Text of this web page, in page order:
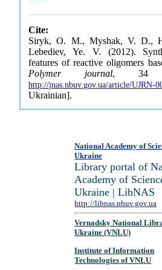
Cite:
Siryk, O. M., Myshak, V. D.,
Lebediev, Ye. V. (2012).
features of reactive oligomers
Polymer journal,
http://jnas.nbuv.gov.ua/article/UJRN-
Ukrainian].
National Academy of
Ukraine
Library portal of
Academy of
Ukraine | LibNAS
http://libnas.nbuv.gov.ua
Vernadsky National
Ukraine (VNLU)
Institute of Information
Technologies of VNLU